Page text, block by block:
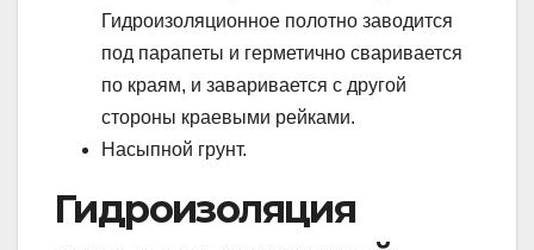
Гидроизоляционное полотно заводится
под парапеты и герметично сваривается
по краям, и заваривается с другой
стороны краевыми рейками.
Насыпной грунт.
Гидроизоляция